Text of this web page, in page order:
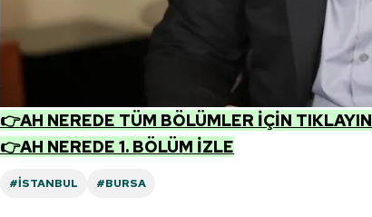
👉AH NEREDE TÜM BÖLÜMLER İÇİN TIKLAYIN
👉AH NEREDE 1. BÖLÜM İZLE
#İSTANBUL #BURSA